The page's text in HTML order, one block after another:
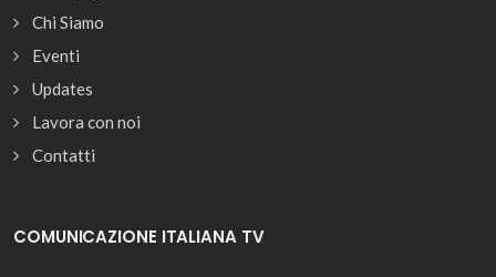
Chi Siamo
Eventi
Updates
Lavora con noi
Contatti
COMUNICAZIONE ITALIANA TV